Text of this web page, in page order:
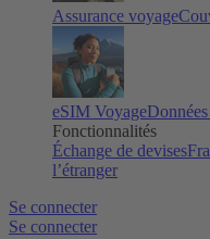
Assurance voyage
eSIM Voyage
Fonctionnalités
Échange de devises
l’étranger
Se connecter
Se connecter